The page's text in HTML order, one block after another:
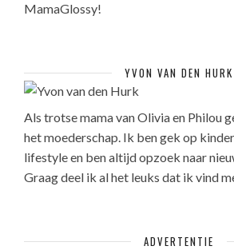
MamaGlossy!
YVON VAN DEN HURK
Als trotse mama van Olivia en Philou
het moederschap. Ik ben gek op
lifestyle en ben altijd opzoek naar
Graag deel ik al het leuks dat ik vind
ADVERTENTIE